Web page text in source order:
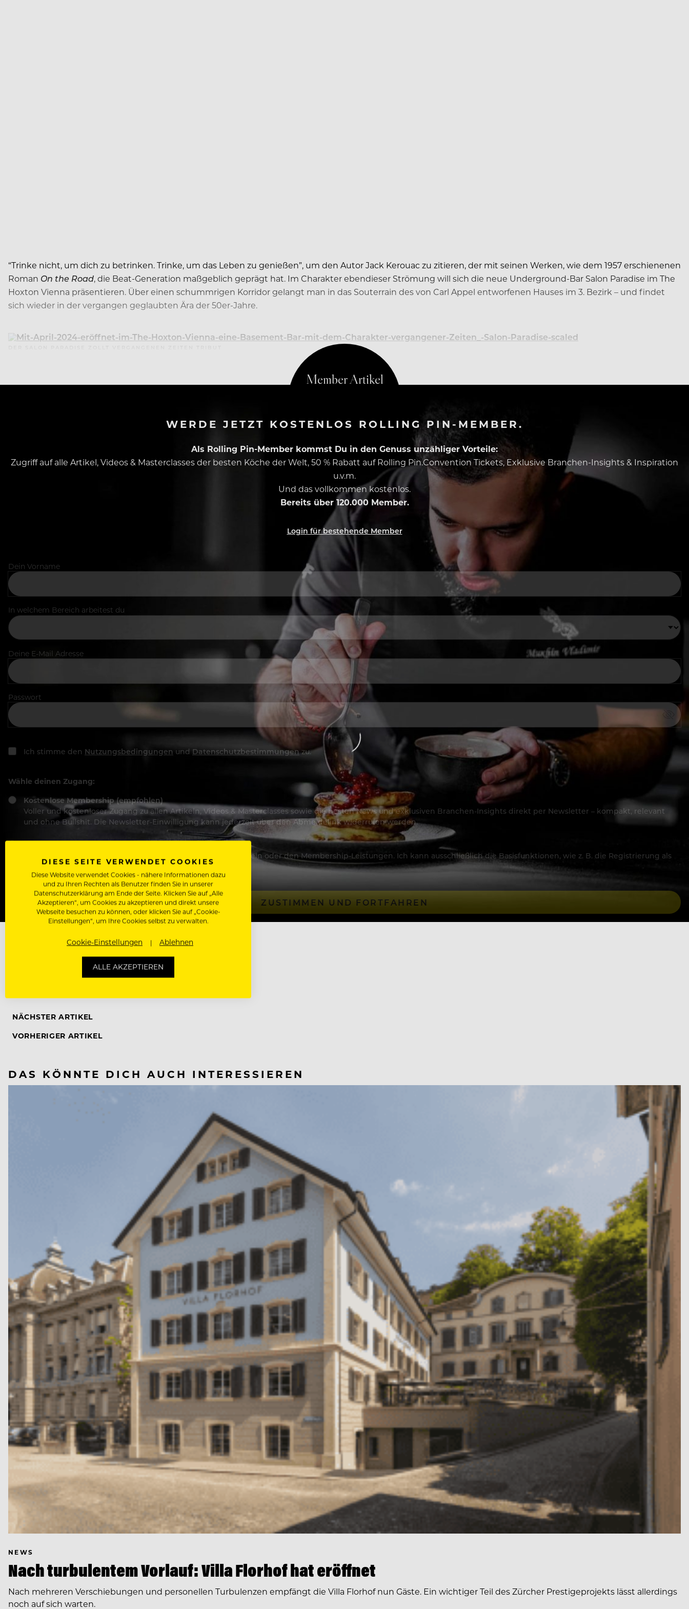
“Trinke nicht, um dich zu betrinken. Trinke, um das Leben zu genießen”, um den Autor Jack Kerouac zu zitieren, der mit seinen Werken, wie dem 1957 erschienenen
Roman On the Road, die Beat-Generation maßgeblich geprägt hat. Im Charakter ebendieser Strömung will sich die neue Underground-Bar Salon Paradise im The
Hoxton Vienna präsentieren. Über einen schummrigen Korridor gelangt man in das Souterrain des von Carl Appel entworfenen Hauses im 3. Bezirk – und findet
sich wieder in der vergangen geglaubten Ära der 50er-Jahre.
WERDE JETZT KOSTENLOS ROLLING PIN-MEMBER.
Als Rolling Pin-Member kommst Du in den Genuss unzähliger Vorteile:
Zugriff auf alle Artikel, Videos & Masterclasses der besten Köche der Welt, 50 % Rabatt auf Rolling Pin.Convention Tickets, Exklusive Branchen-Insights & Inspiration
u.v.m.
Und das vollkommen kostenlos.
Bereits über 120.000 Member.
Login für bestehende Member
Dein Vorname
In welchem Bereich arbeitest du
Deine E-Mail Adresse
Passwort
Ich stimme den Nutzungsbedingungen und Datenschutzbestimmungen zu.
Wähle deinen Zugang:
Kostenlose Membership (empfohlen)
Voller und kostenloser Zugang zu allen Artikeln, Videos & Masterclasses sowie die besten News und exklusiven Branchen-Insights direkt per Newsletter – kompakt, relevant
und ohne Bullshit. Die Newsletter-Einwilligung kann jederzeit über den Abmeldelink widerrufen werden.
Mit der Basic-Registrierung habe ich KEINEN Zugang zu Artikeln oder den Membership-Leistungen. Ich kann ausschließlich die Basisfunktionen, wie z. B. die Registrierung als
Bewerber, nutzen.
ZUSTIMMEN UND FORTFAHREN
NÄCHSTER ARTIKEL
VORHERIGER ARTIKEL
DAS KÖNNTE DICH AUCH INTERESSIEREN
NEWS
Nach turbulentem Vorlauf: Villa Florhof hat eröffnet
Nach mehreren Verschiebungen und personellen Turbulenzen empfängt die Villa Florhof nun Gäste. Ein wichtiger Teil des Zürcher Prestigeprojekts lässt allerdings
noch auf sich warten.
DIESE SEITE VERWENDET COOKIES
Diese Website verwendet Cookies - nähere Informationen dazu
und zu Ihren Rechten als Benutzer finden Sie in unserer
Datenschutzerklärung am Ende der Seite. Klicken Sie auf „Alle
Akzeptieren“, um Cookies zu akzeptieren und direkt unsere
Webseite besuchen zu können, oder klicken Sie auf „Cookie-
Einstellungen“, um Ihre Cookies selbst zu verwalten.
Cookie-Einstellungen Ablehnen
ALLE AKZEPTIEREN